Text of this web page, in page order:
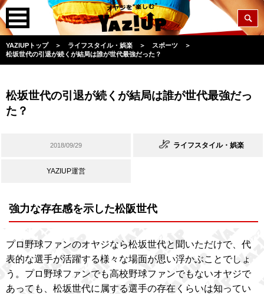
YAZIUPトップ ＞ ライフスタイル・娯楽 ＞ スポーツ
＞
松坂世代の引退が続くが結局は誰が世代最強だった？
松坂世代の引退が続くが結局は誰が世代最強だっ
た？
2018/09/29 ライフスタイル・娯楽
YAZIUP運営
強力な存在感を示した松阪世代
プロ野球ファンのオヤジなら松坂世代と聞いただけで、代
表的な選手が活躍する様々な場面が思い浮かぶことでしょ
う。プロ野球ファンでも高校野球ファンでもないオヤジで
あっても、松坂世代に属する選手の存在くらいは知ってい